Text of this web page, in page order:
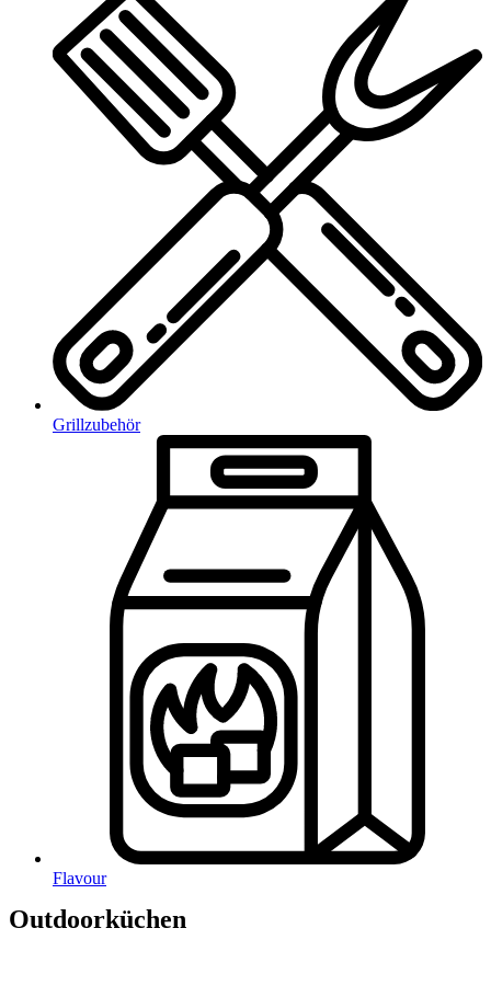
Grillzubehör
Flavour
Outdoorküchen